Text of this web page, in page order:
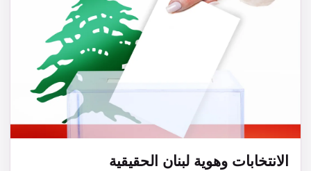
الانتخابات وهوية لبنان الحقيقية